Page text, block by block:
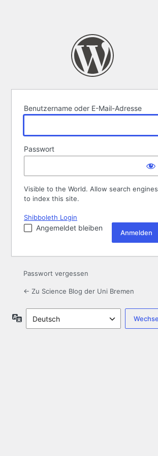
Benutzername oder E-Mail-Adresse
Passwort
Visible to the World. Allow search engines
to index this site.
Shibboleth Login
Angemeldet bleiben
Passwort vergessen
← Zu Science Blog der Uni Bremen
Sprache